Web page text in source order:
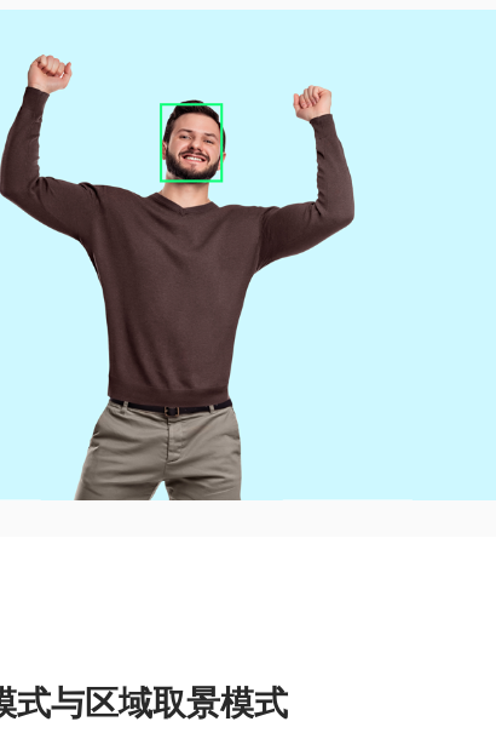
式与区域取景模式